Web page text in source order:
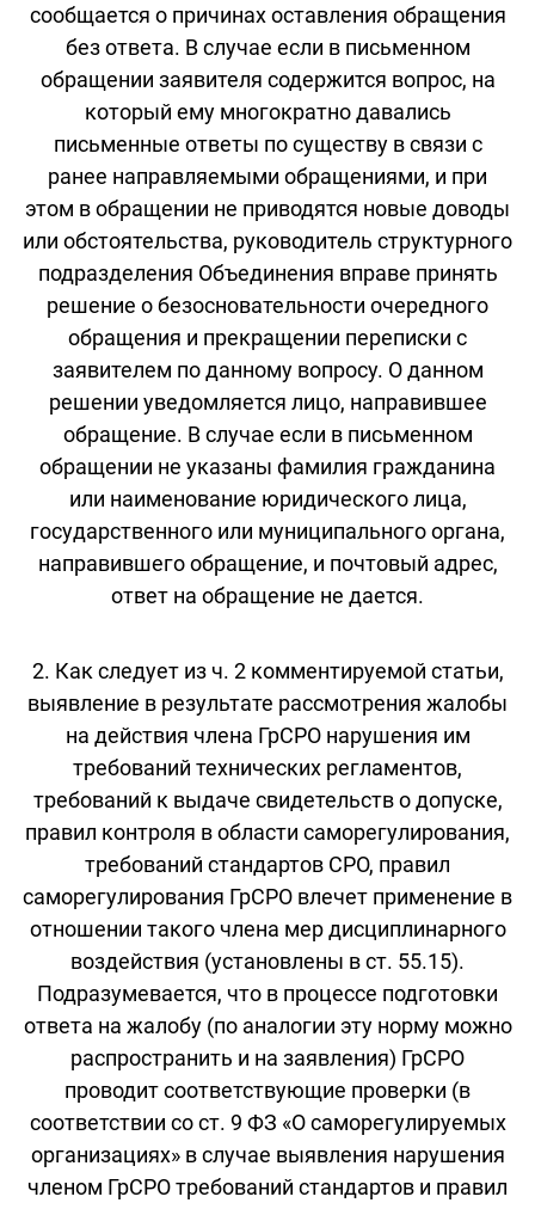
сообщается о причинах оставления обращения
без ответа. В случае если в письменном
обращении заявителя содержится вопрос, на
который ему многократно давались
письменные ответы по существу в связи с
ранее направляемыми обращениями, и при
этом в обращении не приводятся новые доводы
или обстоятельства, руководитель структурного
подразделения Объединения вправе принять
решение о безосновательности очередного
обращения и прекращении переписки с
заявителем по данному вопросу. О данном
решении уведомляется лицо, направившее
обращение. В случае если в письменном
обращении не указаны фамилия гражданина
или наименование юридического лица,
государственного или муниципального органа,
направившего обращение, и почтовый адрес,
ответ на обращение не дается.
2. Как следует из ч. 2 комментируемой статьи,
выявление в результате рассмотрения жалобы
на действия члена ГрСРО нарушения им
требований технических регламентов,
требований к выдаче свидетельств о допуске,
правил контроля в области саморегулирования,
требований стандартов СРО, правил
саморегулирования ГрСРО влечет применение в
отношении такого члена мер дисциплинарного
воздействия (установлены в ст. 55.15).
Подразумевается, что в процессе подготовки
ответа на жалобу (по аналогии эту норму можно
распространить и на заявления) ГрСРО
проводит соответствующие проверки (в
соответствии со ст. 9 ФЗ «О саморегулируемых
организациях» в случае выявления нарушения
членом ГрСРО требований стандартов и правил